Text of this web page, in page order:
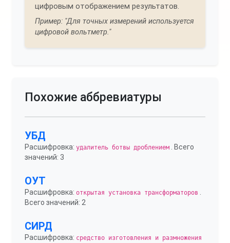
цифровым отображением результатов.
Пример: "Для точных измерений используется
цифровой вольтметр."
Похожие аббревиатуры
УБД
Расшифровка: удалитель ботвы дроблением . Всего
значений: 3
ОУТ
Расшифровка: открытая установка трансформаторов
Всего значений: 2
СИРД
Расшифровка: средство изготовления и размножения